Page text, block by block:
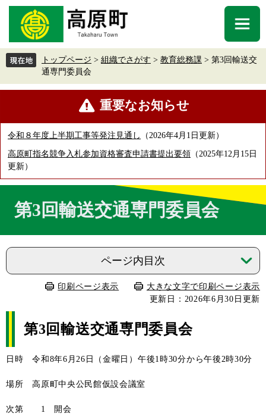
先
頭
を
飛
ニ
ュ
ー
トップページ > 組織でさがす > 教育総務課 > 第3回輸送交
通専門委員会
重要なお知らせ
令和８年度上半期工事等発注見通し 2026年4月1日更新
高原町指名競争入札参加資格審査申請書提出要領
2025年12月15日
更新
第3回輸送交通専門委員会
ページ内目次
印刷ページ表示
大きな文字で印刷ページ表示
更新日：2026年6月30日更新
第3回輸送交通専門委員会
日時 令和8年6月26日（金曜日）午後1時30分から午後2時30分
場所 高原町中央公民館仮設会議室
次第 1 開会